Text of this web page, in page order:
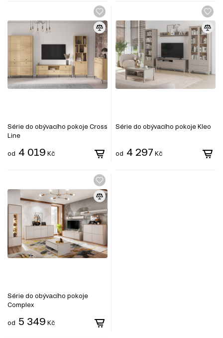
Série do obývacího pokoje Cross
Line
od 4 019 Kč
Série do obývacího pokoje Kleo
od 4 297 Kč
Série do obývacího pokoje
Complex
od 5 349 Kč